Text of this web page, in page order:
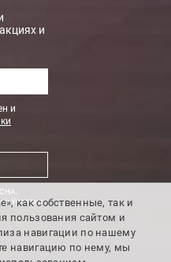
доставки
сервисом компании
доставки до ТК 750 руб.
пункта назначения Вы
и
и
иУсловия
как собственные, так и
пользования сайтом и
навигации по нашему
навигацию по нему, мы